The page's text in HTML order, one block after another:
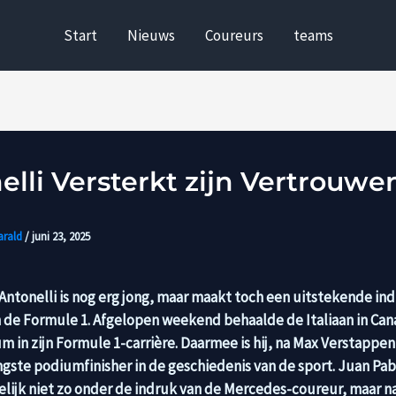
Start Nieuws Coureurs teams
Versterkt zijn
/juni 23, 2025
is nog erg jong, maar maakt toch een uitstekende
Formule 1. Afgelopen weekend behaalde de Italiaan in
in zijn Formule 1-carrière. Daarmee is hij, na Max
podiumfinisher in de geschiedenis van de sport. Juan
niet zo onder de indruk van de Mercedes-coureur, maar